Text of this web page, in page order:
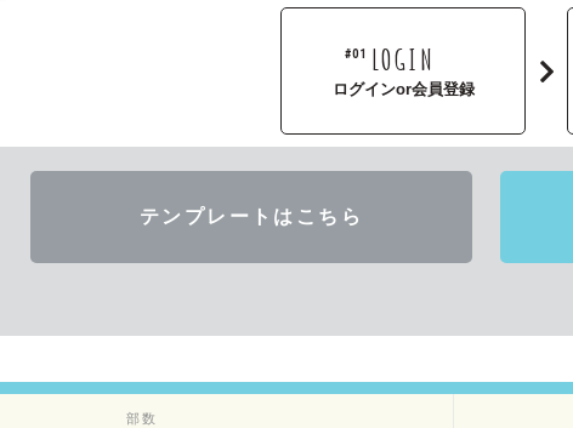
#01 LOGIN
ログインor会員登録
テンプレートはこちら
部数